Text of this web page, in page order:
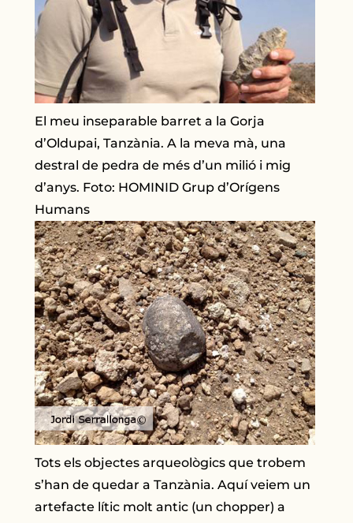
El meu inseparable barret a la Gorja
d’Oldupai, Tanzània. A la meva mà, una
destral de pedra de més d’un milió i mig
d’anys. Foto: HOMINID Grup d’Orígens
Humans
Tots els objectes arqueològics que trobem
s’han de quedar a Tanzània. Aquí veiem un
artefacte lític molt antic (un chopper) a